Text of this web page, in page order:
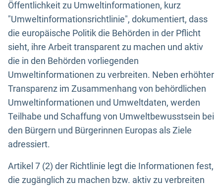
Öffentlichkeit zu Umweltinformationen, kurz
"Umweltinformationsrichtlinie", dokumentiert, dass
die europäische Politik die Behörden in der Pflicht
sieht, ihre Arbeit transparent zu machen und aktiv
die in den Behörden vorliegenden
Umweltinformationen zu verbreiten. Neben erhöhter
Transparenz im Zusammenhang von behördlichen
Umweltinformationen und Umweltdaten, werden
Teilhabe und Schaffung von Umweltbewusstsein bei
den Bürgern und Bürgerinnen Europas als Ziele
adressiert.
Artikel 7 (2) der Richtlinie legt die Informationen fest,
die zugänglich zu machen bzw. aktiv zu verbreiten